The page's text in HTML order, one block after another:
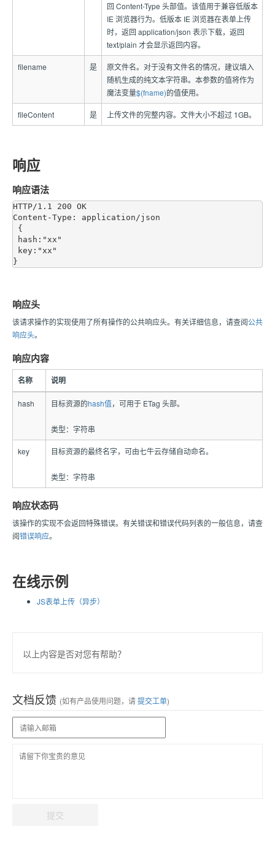
回 Content-Type 头部值。该值用于兼容低版本
IE 浏览器行为。低版本 IE 浏览器在表单上传
时，返回 application/json 表示下载，返回
text/plain 才会显示返回内容。
filename 是
原文件名。对于没有文件名的情况，建议填入
随机生成的纯文本字符串。本参数的值将作为
魔法变量$(fname)的值使用。
fileContent 是 上传文件的完整内容。文件大小不超过 1GB。
响应
响应语法
HTTP/1.1 200 OK
Content-Type: application/json
响应头
该请求操作的实现使用了所有操作的公共响应头。有关详细信息，请查阅公共
响应头。
响应内容
名称 说明
hash 目标资源的hash值，可用于 ETag 头部。
类型：字符串
key 目标资源的最终名字，可由七牛云存储自动命名。
类型：字符串
响应状态码
该操作的实现不会返回特殊错误。有关错误和错误代码列表的一般信息，请查
阅错误响应。
在线示例
JS表单上传（异步）
以上内容是否对您有帮助？
文档反馈 (如有产品使用问题，请提交工单)
提交